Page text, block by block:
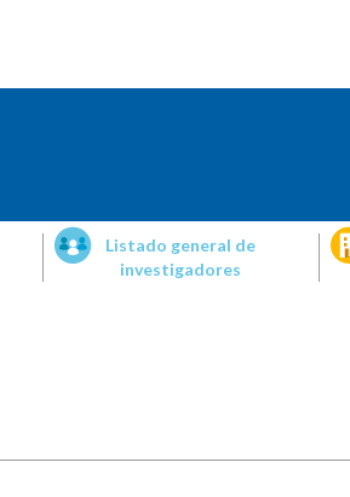
Listado general de
investigadores